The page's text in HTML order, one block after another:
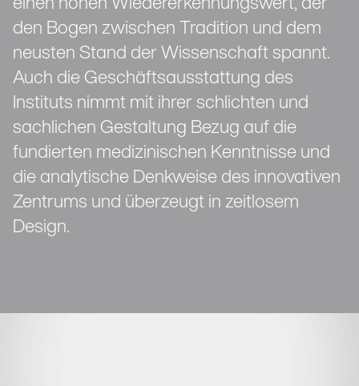
einen hohen Wiedererkennungswert, der
den Bogen zwischen Tradition und dem
neusten Stand der Wissenschaft spannt.
Auch die Geschäftsausstattung des
Instituts nimmt mit ihrer schlichten und
sachlichen Gestaltung Bezug auf die
fundierten medizinischen Kenntnisse und
die analytische Denkweise des innovativen
Zentrums und überzeugt in zeitlosem
Design.